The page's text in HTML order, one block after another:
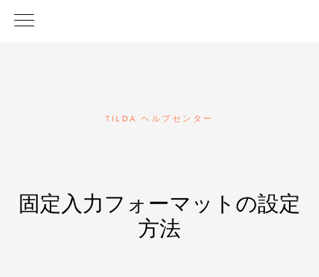
TILDA ヘルプセンター
固定入力フォーマットの設定
方法